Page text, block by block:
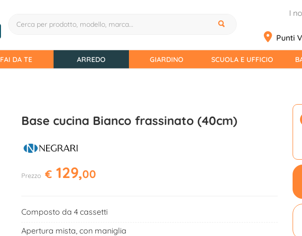
I
Punti
FAI DA TE ARREDO GIARDINO SCUOLA E UFFICIO
Base cucina Bianco frassinato (40cm)
Prezzo € 129,00
Composto da 4 cassetti
Apertura mista, con maniglia